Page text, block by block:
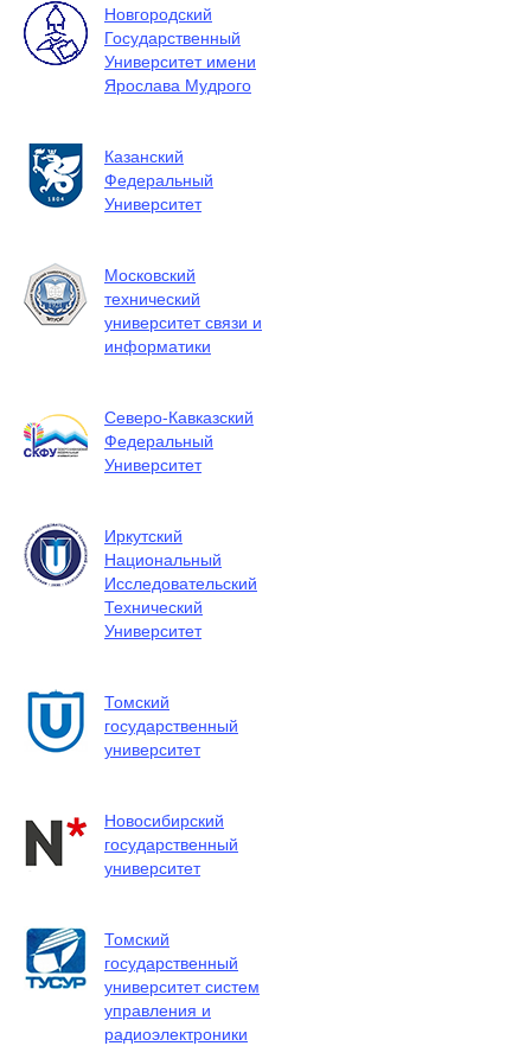
Новгородский
Государственный
Университет имени
Ярослава Мудрого
Казанский
Федеральный
Университет
Московский
технический
университет связи и
информатики
Северо-Кавказский
Федеральный
Университет
Иркутский
Национальный
Исследовательский
Технический
Университет
Томский
государственный
университет
Новосибирский
государственный
университет
Томский
государственный
университет систем
управления и
радиоэлектроники